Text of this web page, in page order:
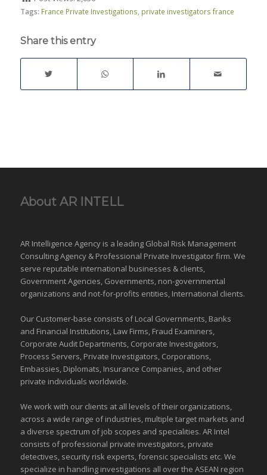
Tags: France Private Investigations private investigators france
Share this entry
About AR INTELL
AR Intelligence Agency is a leading Global Risk Management
Consulting Agency & Professional Private Investigator firm. We
serve reputable international businesses & clients,
Government Agencies, Governments, non-governmental
organizations and not-for-profits entities, International clients.
Our Customer-base consists of Local Governments, Banks
and Financial Institutions, Law Firms, Fraud Examiners,
Corporate Audit Departments, Corporate Investigators,
Process Servers, Private Investigators, Corporations,
Embassies, Diplomats, Insurance Companies, and other
private individuals worldwide.
We work with our clients at all levels of their organizations,
across a wide range of industries, multiple target markets and
a diverse spectrum of job scopes and specialities. AR Intel
consists of professional private investigators, private
detectives, security risk experts, forensic specialists etc. We
specialize in handling investigations all over the ASEAN region